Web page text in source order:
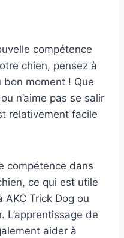
compétence
chien, pensez à
bon moment ! Que
n’aime pas se salir
relativement facile
compétence dans
ce qui est utile
Trick Dog ou
L’apprentissage de
aider à